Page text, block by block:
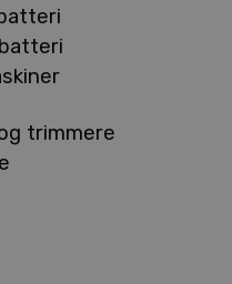
trimmere